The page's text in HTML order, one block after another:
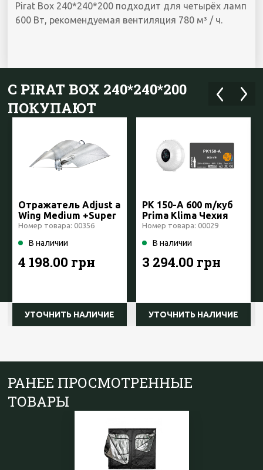
Pirat Box 240*240*200 подходит для четырёх ламп
600 Вт, рекомендуемая вентиляция 780 м³ / ч.
С PIRAT BOX 240*240*200
ПОКУПАЮТ
Отражатель Adjust a
Wing Medium +Super
Spreader
Номер товара: 00356
В наличии
4 198.00 грн
УТОЧНИТЬ НАЛИЧИЕ
PK 150-A 600 m/куб
Prima Klima Чехия
Номер товара: 00029
В наличии
3 294.00 грн
УТОЧНИТЬ НАЛИЧИЕ
РАНЕЕ ПРОСМОТРЕННЫЕ
ТОВАРЫ